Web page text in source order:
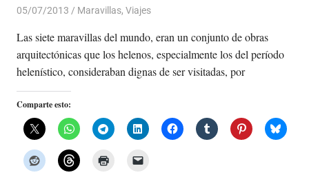
05/07/2013 Luis Castellanos
Maravillas, Viajes
Las siete maravillas del mundo, eran un conjunto de obras
arquitectónicas que los helenos, especialmente los del período
helenístico, consideraban dignas de ser visitadas, por
Comparte esto: